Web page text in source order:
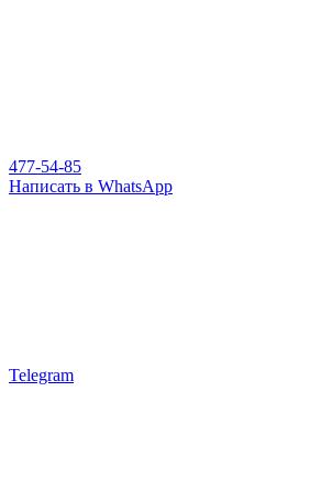
477-54-85
Написать в WhatsApp
Telegram